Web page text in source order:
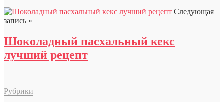
Следующая
запись »
Шоколадный пасхальный кекс
лучший рецепт
Рубрики